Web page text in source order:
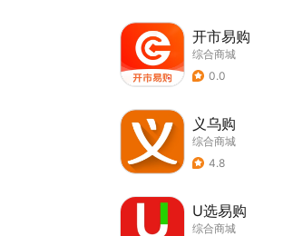
开市易购
综合商城
0.0
义乌购
综合商城
4.8
U选易购
综合商城